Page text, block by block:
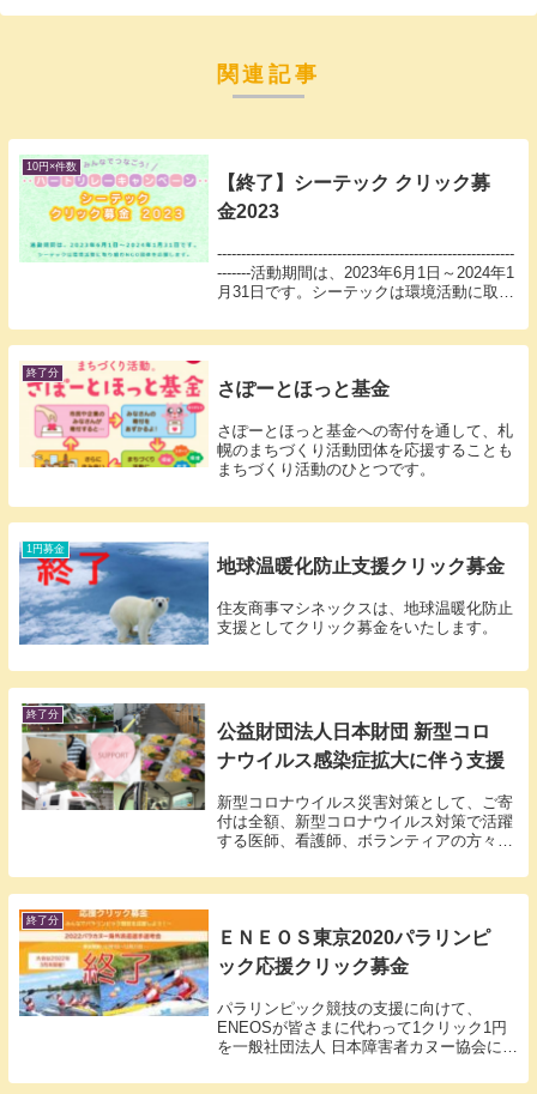
関連記事
10円×件数
【終了】シーテック クリック募
金2023
--------------------------------------------------------------
-------活動期間は、2023年6月1日～2024年1
月31日です。シーテックは環境活動に取り
終了分
さぽーとほっと基金
さぽーとほっと基金への寄付を通して、札
幌のまちづくり活動団体を応援することも
まちづくり活動のひとつです。
1円募金
地球温暖化防止支援クリック募金
住友商事マシネックスは、地球温暖化防止
支援としてクリック募金をいたします。
終了分
公益財団法人日本財団 新型コロ
ナウイルス感染症拡大に伴う支援
新型コロナウイルス災害対策として、ご寄
付は全額、新型コロナウイルス対策で活躍
する医師、看護師、ボランティアの方々の
を応援させていただきます。
終了分
ＥＮＥＯＳ東京2020パラリンピ
ック応援クリック募金
パラリンピック競技の支援に向けて、
ENEOSが皆さまに代わって1クリック1円
を一般社団法人 日本障害者カヌー協会に寄